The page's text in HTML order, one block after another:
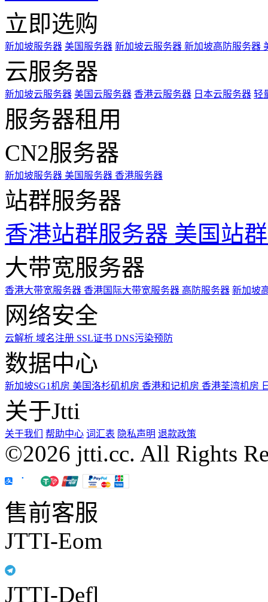
立即选购
新加坡服务器 美国服务器 新加坡云服务器 新加坡高防服务器
云服务器
新加坡云服务器 美国云服务器 香港云服务器 日本云服务器 轻
服务器租用
CN2服务器
新加坡服务器 美国服务器 香港服务器
站群服务器
香港站群服务器 美国站
大带宽服务器
香港大带宽服务器 香港国际大带宽服务器 高防服务器 新加坡
网络安全
云解析 域名注册 SSL证书 DNS污染预防
数据中心
新加坡SG1机房 美国洛杉矶机房 香港和记机房 香港荃湾机房
关于Jtti
关于我们 帮助中心 词汇表 隐私声明 退款政策
©2026 jtti.cc. All Rights
售前客服
JTTI-Eom
JTTI-Defl